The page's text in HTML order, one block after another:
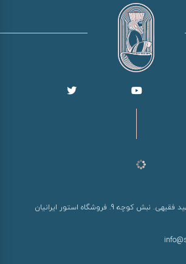
9. فروشگاه استور ایرانیان